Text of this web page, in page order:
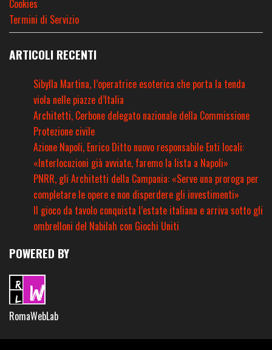
Cookies
Termini di Servizio
ARTICOLI RECENTI
Sibylla Martina, l’operatrice esoterica che porta la tenda
viola nelle piazze d’Italia
Architetti, Cerbone delegato nazionale della Commissione
Protezione civile
Azione Napoli, Enrico Ditto nuovo responsabile Enti locali:
«Interlocuzioni già avviate, faremo la lista a Napoli»
PNRR, gli Architetti della Campania: «Serve una proroga per
completare le opere e non disperdere gli investimenti»
Il gioco da tavolo conquista l’estate italiana e arriva sotto gli
ombrelloni del Nabilah con Giochi Uniti
POWERED BY
RomaWebLab